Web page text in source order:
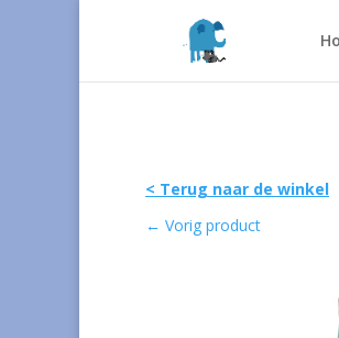
< Terug naar de winkel
← Vorig product